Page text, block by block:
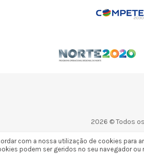
2026 © Todos
com a nossa utilização de cookies para
podem ser geridos no seu navegador